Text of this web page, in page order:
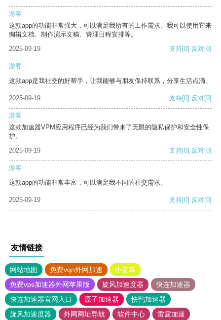
游客
这款app的功能非常强大，可以满足我所有的工作需求。我可以使用它来
编辑文档、制作演示文稿、管理日程安排等。
2025-09-19
支持[0] 反对[0]
游客
这款app是我社交的好帮手，让我能够与朋友保持联系，分享生活点滴。
2025-09-19 支持[0] 反对[0]
游客
这款加速器VPM应用程序已经为我们带来了无限的隐私保护和安全性保
护。
2025-09-19
支持[0] 反对[0]
游客
这款app的功能非常丰富，可以满足我不同的社交需求。
2025-09-19 支持[0] 反对[0]
友情链接
网站地图 免费vqn外网加速
小蓝鸟
免费vps加速器外网苹果版
旋风加速度器
快连加速器
快连加速器官网入口
原子加速器
快鸭加速器
旋风加速度器
外网网址导航 软件中心 雷霆加速